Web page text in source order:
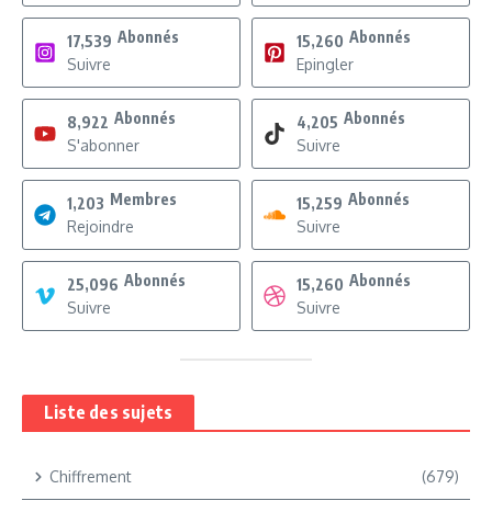
17,539 Abonnés
Suivre
15,260 Abonnés
Epingler
8,922 Abonnés
S'abonner
4,205 Abonnés
Suivre
1,203 Membres
Rejoindre
15,259 Abonnés
Suivre
25,096 Abonnés
Suivre
15,260 Abonnés
Suivre
Liste des sujets
Chiffrement (679)